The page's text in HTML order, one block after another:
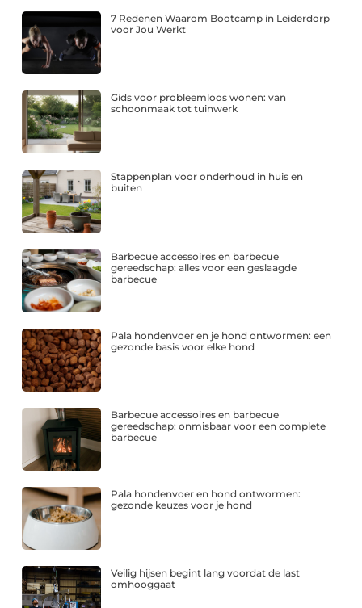
7 Redenen Waarom Bootcamp in Leiderdorp
voor Jou Werkt
Gids voor probleemloos wonen: van
schoonmaak tot tuinwerk
Stappenplan voor onderhoud in huis en
buiten
Barbecue accessoires en barbecue
gereedschap: alles voor een geslaagde
barbecue
Pala hondenvoer en je hond ontwormen: een
gezonde basis voor elke hond
Barbecue accessoires en barbecue
gereedschap: onmisbaar voor een complete
barbecue
Pala hondenvoer en hond ontwormen:
gezonde keuzes voor je hond
Veilig hijsen begint lang voordat de last
omhooggaat